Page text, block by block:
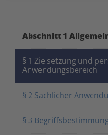
Abschnitt 1
§ 1 Zielsetzung und
Anwendungsbereich
§ 2 Sachlicher
§ 3